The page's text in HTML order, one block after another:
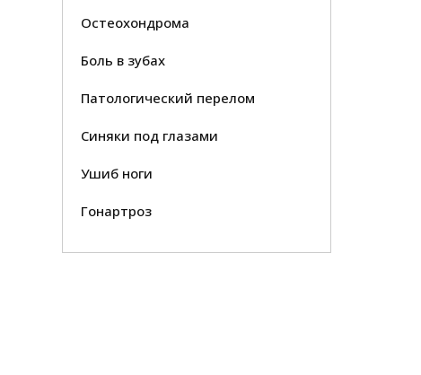
Остеохондрома
Боль в зубах
Патологический перелом
Синяки под глазами
Ушиб ноги
Гонартроз